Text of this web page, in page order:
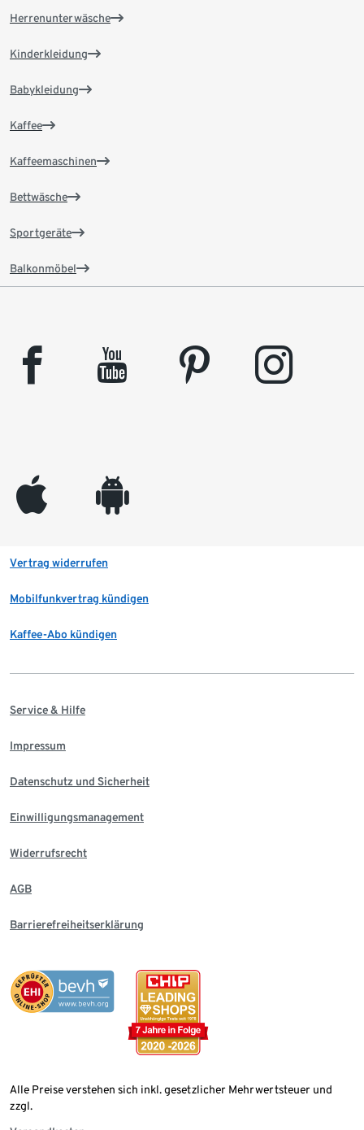
Herrenunterwäsche
Kinderkleidung
Babykleidung
Kaffee
Kaffeemaschinen
Bettwäsche
Sportgeräte
Balkonmöbel
facebook youtube pinterest instagram
appleinc android
Vertrag widerrufen
Mobilfunkvertrag kündigen
Kaffee-Abo kündigen
Service & Hilfe
Impressum
Datenschutz und Sicherheit
Einwilligungsmanagement
Widerrufsrecht
AGB
Barrierefreiheitserklärung
Alle Preise verstehen sich inkl. gesetzlicher Mehrwertsteuer und
zzgl.